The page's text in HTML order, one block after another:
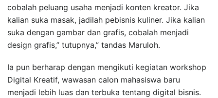
cobalah peluang usaha menjadi konten kreator. Jika
kalian suka masak, jadilah pebisnis kuliner. Jika kalian
suka dengan gambar dan grafis, cobalah menjadi
design grafis,” tutupnya,” tandas Maruloh.
Ia pun berharap dengan mengikuti kegiatan workshop
Digital Kreatif, wawasan calon mahasiswa baru
menjadi lebih luas dan terbuka tentang digital bisnis.